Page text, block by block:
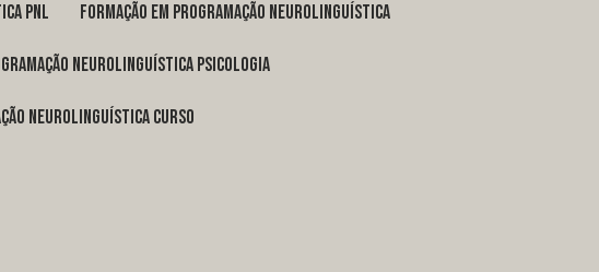
pnl formação em programação neurolinguística
neurolinguística psicologia
neurolinguística curso